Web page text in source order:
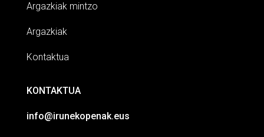
Argazkiak mintzo
Argazkiak
Kontaktua
KONTAKTUA
info@irunekopenak.eus